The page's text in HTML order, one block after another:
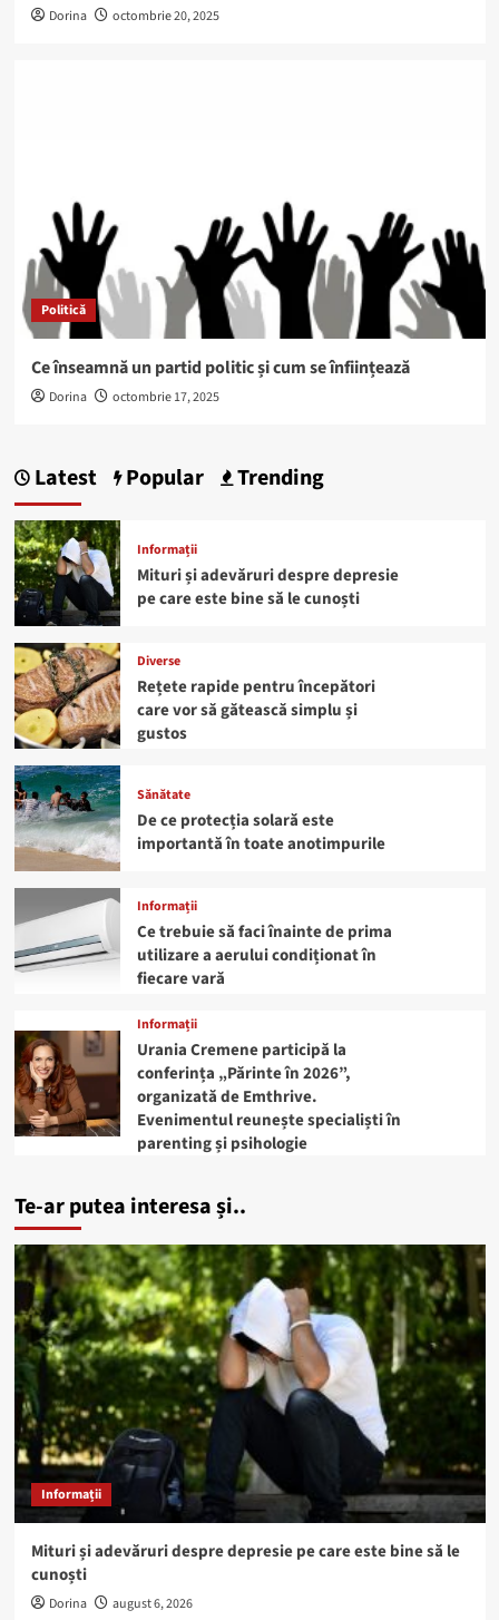
Dorina octombrie 20, 2025
Politică
Ce înseamnă un partid politic și cum se înființează
Dorina octombrie 17, 2025
Latest Popular Trending
Informații
Mituri și adevăruri despre depresie
pe care este bine să le cunoști
Diverse
Rețete rapide pentru începători
care vor să gătească simplu și
gustos
Sănătate
De ce protecția solară este
importantă în toate anotimpurile
Informații
Ce trebuie să faci înainte de prima
utilizare a aerului condiționat în
fiecare vară
Informații
Urania Cremene participă la
conferința „Părinte în 2026”,
organizată de Emthrive.
Evenimentul reunește specialiști în
parenting și psihologie
Te-ar putea interesa și..
Informații
Mituri și adevăruri despre depresie pe care este bine să le
cunoști
Dorina august 6, 2026